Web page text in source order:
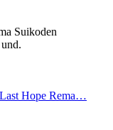
Suikoden
Hope Rema…